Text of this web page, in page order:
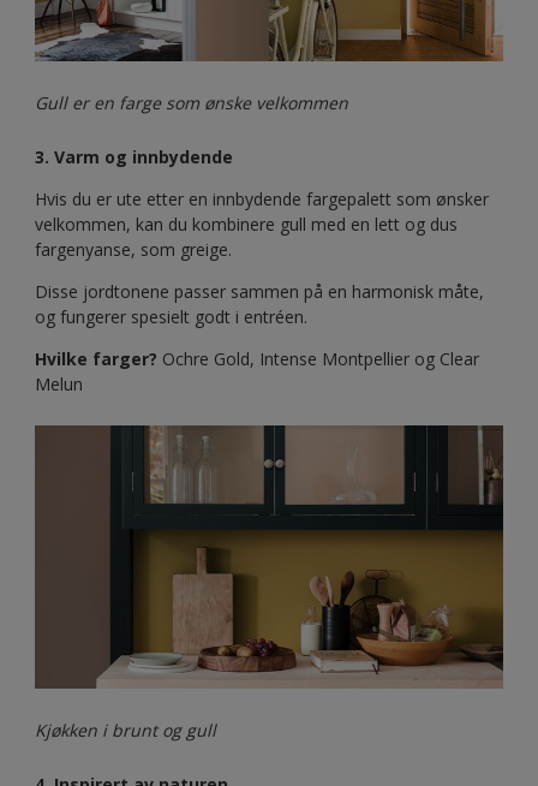
Gull er en farge som ønske velkommen
3. Varm og innbydende
Hvis du er ute etter en innbydende fargepalett som ønsker
velkommen, kan du kombinere gull med en lett og dus
fargenyanse, som greige.
Disse jordtonene passer sammen på en harmonisk måte,
og fungerer spesielt godt i entréen.
Hvilke farger? Ochre Gold, Intense Montpellier og Clear
Melun
Kjøkken i brunt og gull